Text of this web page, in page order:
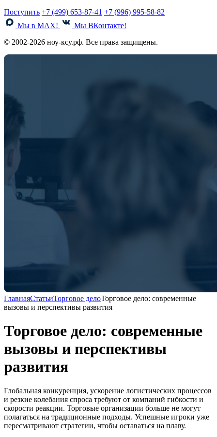
Поступить +7 (499) 653-87-41 +7 (996) 995-58-82
Мы в MAX!
Мы ВКонтакте!
© 2002-2026 ноу-ксу.рф. Все права защищены.
ГлавнаяСтатьиТорговое делоТорговое дело: современные
вызовы и перспективы развития
Торговое дело: современные
вызовы и перспективы
развития
Глобальная конкуренция, ускорение логистических процессов
и резкие колебания спроса требуют от компаний гибкости и
скорости реакции. Торговые организации больше не могут
полагаться на традиционные подходы. Успешные игроки уже
пересматривают стратегии, чтобы оставаться на плаву.